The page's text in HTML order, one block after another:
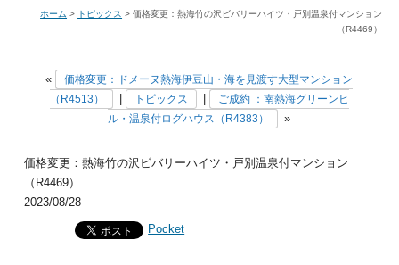
ホーム > トピックス > 価格変更：熱海竹の沢ビバリーハイツ・戸別温泉付マンション
（R4469）
«
価格変更：ドメーヌ熱海伊豆山・海を見渡す大型マンション
（R4513）
トピックス
ご成約 ：南熱海グリーンヒ
ル・温泉付ログハウス（R4383）
»
価格変更：熱海竹の沢ビバリーハイツ・戸別温泉付マンション
（R4469）
2023/08/28
Pocket